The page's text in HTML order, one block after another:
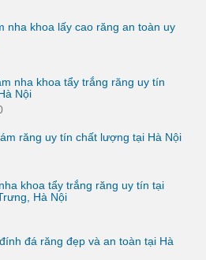
nha khoa lấy cao răng an toàn uy
nha khoa tẩy trắng răng uy tín
Nội
răng uy tín chất lượng tại Hà Nội
khoa tẩy trắng răng uy tín tại
Hà Nội
đá răng đẹp và an toàn tại Hà